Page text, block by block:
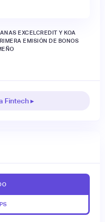
EXCELCREDIT Y KOA
EMISIÓN DE BONOS
Fintech ▸